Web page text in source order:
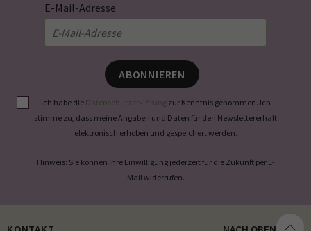
E-Mail-Adresse
ABONNIEREN
Ich habe die Datenschutzerklärung zur Kenntnis genommen. Ich
stimme zu, dass meine Angaben und Daten für den Newslettererhalt
elektronisch erhoben und gespeichert werden.
Hinweis: Sie können Ihre Einwilligung jederzeit für die Zukunft per E-
Mail widerrufen.